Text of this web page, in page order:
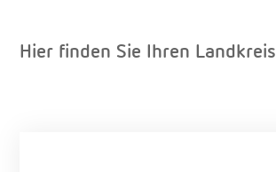
Hier finden Sie Ihren Landkreis